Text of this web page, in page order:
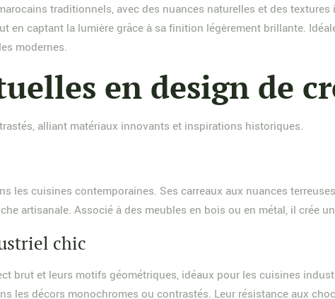
traditionnels, avec des nuances naturelles et des
en captant la lumière grâce à sa finition légèrement brillante.
modernes.
en design de
alliant matériaux innovants et inspirations historiques.
les cuisines contemporaines. Ses carreaux aux nuances
artisanale. Associé à des meubles en bois ou en métal, il crée
chic
brut et leurs motifs géométriques, idéaux pour les cuisines
les décors monochromes ou contrastés. Leur résistance aux